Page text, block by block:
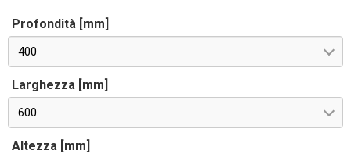
Profondità [mm]
400
Larghezza [mm]
600
Altezza [mm]